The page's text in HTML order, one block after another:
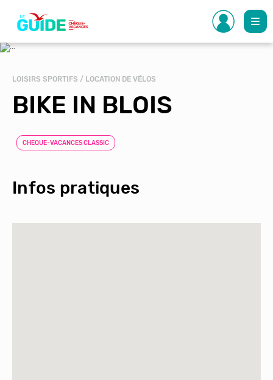
contenu
principal
LOISIRS SPORTIFS / LOCATION DE VÉLOS
BIKE IN BLOIS
CHEQUE-VACANCES CLASSIC
Infos pratiques